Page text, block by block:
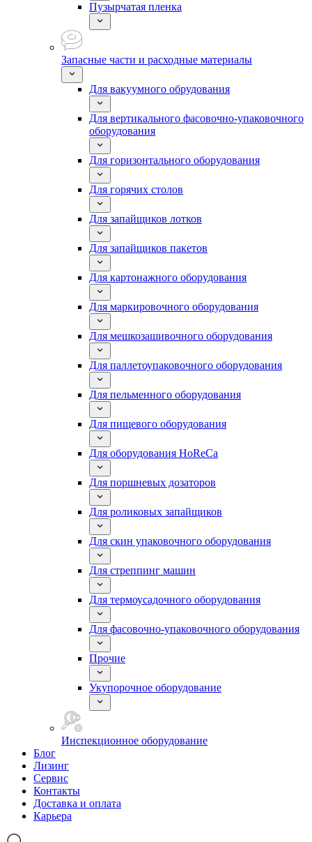
Пузырчатая пленка
Запасные части и расходные материалы
Для вакуумного обрудования
Для вертикального фасовочно-упаковочного
оборудования
Для горизонтального оборудования
Для горячих столов
Для запайщиков лотков
Для запайщиков пакетов
Для картонажного оборудования
Для маркировочного оборудования
Для мешкозашивочного оборудования
Для паллетоупаковочного оборудования
Для пельменного оборудования
Для пищевого оборудования
Для оборудования HoReCa
Для поршневых дозаторов
Для роликовых запайщиков
Для скин упаковочного оборудования
Для стреппинг машин
Для термоусадочного оборудования
Для фасовочно-упаковочного оборудования
Прочие
Укупорочное оборудование
Инспекционное оборудование
Блог
Лизинг
Сервис
Контакты
Доставка и оплата
Карьера